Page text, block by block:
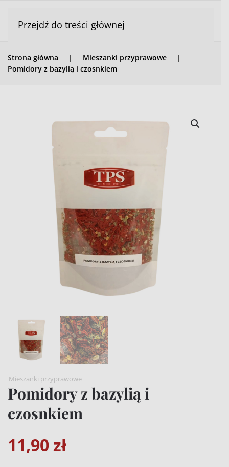
Przejdź do treści głównej
Strona główna
Mieszanki przyprawowe
Pomidory z bazylią i czosnkiem
Mieszanki przyprawowe
Pomidory z bazylią i
czosnkiem
11,90 zł